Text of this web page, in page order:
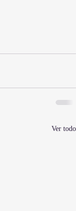
Ver todo